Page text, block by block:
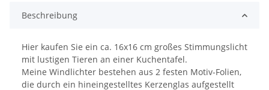
Beschreibung
Hier kaufen Sie ein ca. 16x16 cm großes Stimmungslicht
mit lustigen Tieren an einer Kuchentafel.
Meine Windlichter bestehen aus 2 festen Motiv-Folien,
die durch ein hineingestelltes Kerzenglas aufgestellt